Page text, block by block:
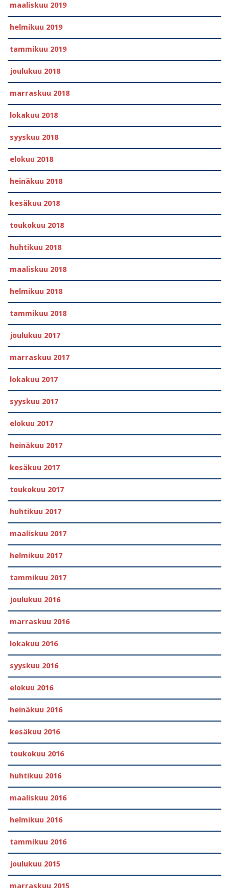
maaliskuu 2019
helmikuu 2019
tammikuu 2019
joulukuu 2018
marraskuu 2018
lokakuu 2018
syyskuu 2018
elokuu 2018
heinäkuu 2018
kesäkuu 2018
toukokuu 2018
huhtikuu 2018
maaliskuu 2018
helmikuu 2018
tammikuu 2018
joulukuu 2017
marraskuu 2017
lokakuu 2017
syyskuu 2017
elokuu 2017
heinäkuu 2017
kesäkuu 2017
toukokuu 2017
huhtikuu 2017
maaliskuu 2017
helmikuu 2017
tammikuu 2017
joulukuu 2016
marraskuu 2016
lokakuu 2016
syyskuu 2016
elokuu 2016
heinäkuu 2016
kesäkuu 2016
toukokuu 2016
huhtikuu 2016
maaliskuu 2016
helmikuu 2016
tammikuu 2016
joulukuu 2015
marraskuu 2015